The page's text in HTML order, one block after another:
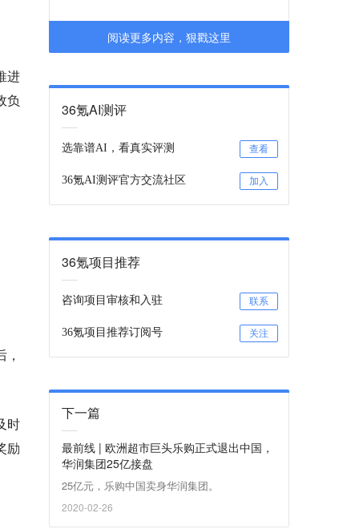
进
负
时
励
阅读更多内容，狠戳这里
36氪AI测评
选靠谱AI，看真实评测 查看
36氪AI测评官方交流社区 加入
36氪项目推荐
咨询项目审核和入驻 联系
36氪项目推荐订阅号 关注
下一篇
最前线 | 欧洲超市巨头乐购正式退出中国，
华润集团25亿接盘
25亿元，乐购中国卖身华润集团。
2020-02-26